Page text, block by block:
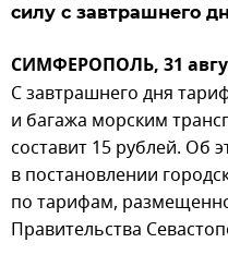
силу с завтрашнего
СИМФЕРОПОЛЬ, 31
С завтрашнего дня
и багажа морским
составит 15 рублей. Об
в постановлении
по тарифам,
Правительства